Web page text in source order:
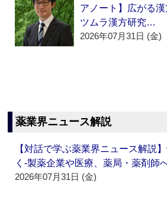
アノート】広がる
ツムラ漢方研究…
2026年07月31日 (金)
薬業界ニュース解説
【対話で学ぶ薬業界ニュース解説
く‐製薬企業や医療、薬局・薬剤師
2026年07月31日 (金)